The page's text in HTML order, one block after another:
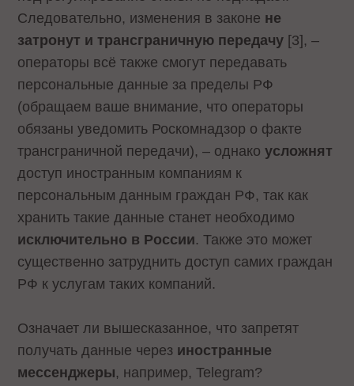
Следовательно, изменения в законе не
затронут и трансграничную передачу [3], –
операторы всё также смогут передавать
персональные данные за пределы РФ
(обращаем ваше внимание, что операторы
обязаны уведомить Роскомнадзор о факте
трансграничной передачи), – однакоусложнят
доступ иностранным компаниям к
персональным данным граждан РФ, так как
хранить такие данные станет необходимо
исключительно в России. Также это может
существенно затруднить доступ самих граждан
РФ к услугам таких компаний.
Означает ли вышесказанное, что запретят
получать данные через иностранные
мессенджеры, например, Telegram?